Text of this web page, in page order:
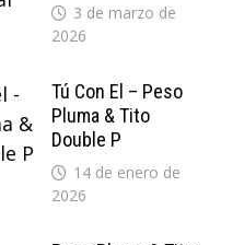
3 de marzo de
2026
Tú Con El – Peso
Pluma & Tito
Double P
14 de enero de
2026